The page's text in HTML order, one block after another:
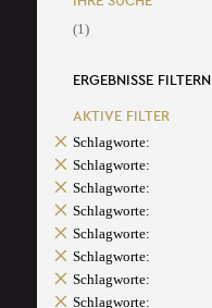
(1)
ERGEBNISSE FILTERN
AKTIVE FILTER
Schlagworte:
Schlagworte:
Schlagworte:
Schlagworte:
Schlagworte:
Schlagworte:
Schlagworte:
Schlagworte: